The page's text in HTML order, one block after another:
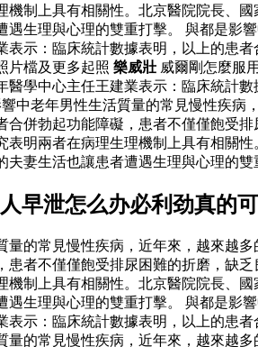
機制上具有相關性。北京醫院院長、
遇生理與心理的雙重打擊。 與都是影
表示：臨床統計數據表明，以上的患
片檔及更多起照 樂威壯 威爾剛怎麼服用
醫學中心主任王建業表示：臨床統計
中老年男性生活質量的常見慢性疾病
合併勃起功能障礙，患者不僅僅飽受
表明兩者在病理生理機制上具有相關
夫妻生活也讓患者遭遇生理與心理的雙
早泄怎么办必利劲真的
量的常見慢性疾病，近年來，越來越
患者不僅僅飽受排尿困難的折磨，缺
機制上具有相關性。北京醫院院長、
遇生理與心理的雙重打擊。 與都是影
表示：臨床統計數據表明，以上的患
量的常見慢性疾病，近年來，越來越